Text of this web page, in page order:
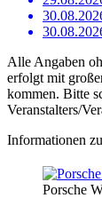
Alle Angaben
erfolgt mit
kommen. Bitte
Veranstalters/
Informationen
Porsche